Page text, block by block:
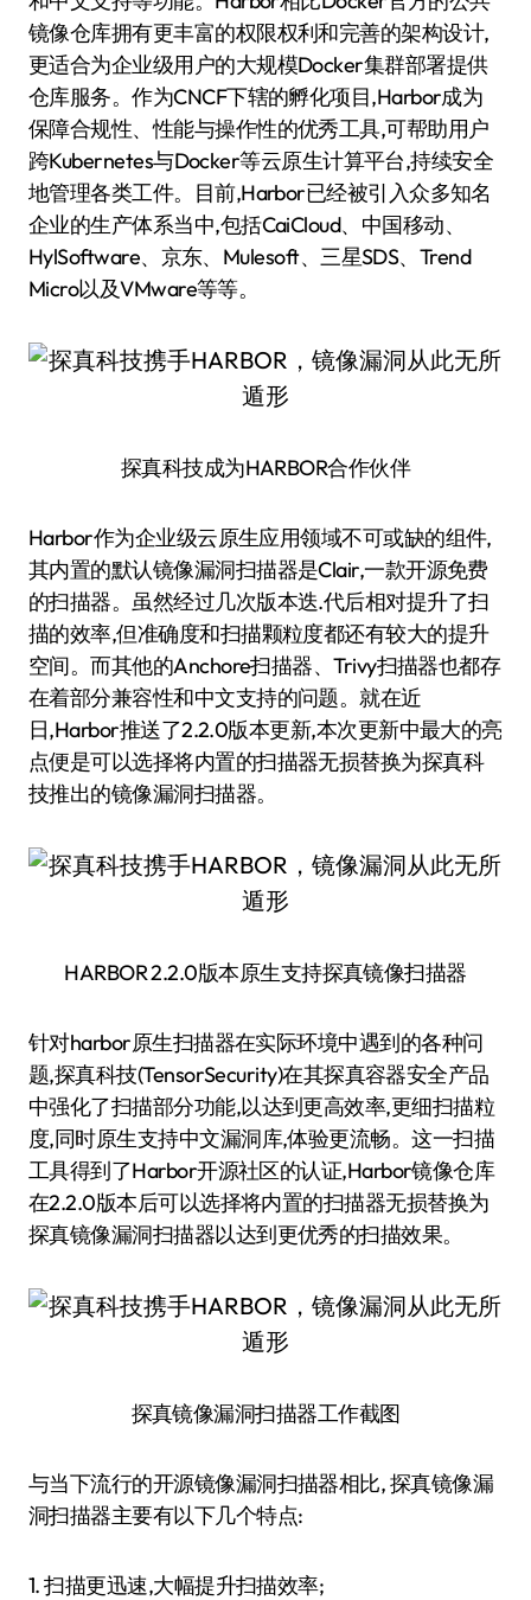
镜像仓库拥有更丰富的权限权利和完善的架构设计,
更适合为企业级用户的大规模Docker集群部署提供
仓库服务。作为CNCF下辖的孵化项目,Harbor成为
保障合规性、性能与操作性的优秀工具,可帮助用户
跨Kubernetes与Docker等云原生计算平台,持续安全
地管理各类工件。目前,Harbor已经被引入众多知名
企业的生产体系当中,包括CaiCloud、中国移动、
HylSoftware、京东、Mulesoft、三星SDS、Trend
Micro以及VMware等等。
探真科技成为HARBOR合作伙伴
Harbor作为企业级云原生应用领域不可或缺的组件,
其内置的默认镜像漏洞扫描器是Clair,一款开源免费
的扫描器。虽然经过几次版本迭.代后相对提升了扫
描的效率,但准确度和扫描颗粒度都还有较大的提升
空间。而其他的Anchore扫描器、Trivy扫描器也都存
在着部分兼容性和中文支持的问题。就在近
日,Harbor推送了2.2.0版本更新,本次更新中最大的亮
点便是可以选择将内置的扫描器无损替换为探真科
技推出的镜像漏洞扫描器。
HARBOR 2.2.0版本原生支持探真镜像扫描器
针对harbor原生扫描器在实际环境中遇到的各种问
题,探真科技(TensorSecurity)在其探真容器安全产品
中强化了扫描部分功能,以达到更高效率,更细扫描粒
度,同时原生支持中文漏洞库,体验更流畅。这一扫描
工具得到了Harbor开源社区的认证,Harbor镜像仓库
在2.2.0版本后可以选择将内置的扫描器无损替换为
探真镜像漏洞扫描器以达到更优秀的扫描效果。
探真镜像漏洞扫描器工作截图
与当下流行的开源镜像漏洞扫描器相比, 探真镜像漏
洞扫描器主要有以下几个特点:
1. 扫描更迅速,大幅提升扫描效率;